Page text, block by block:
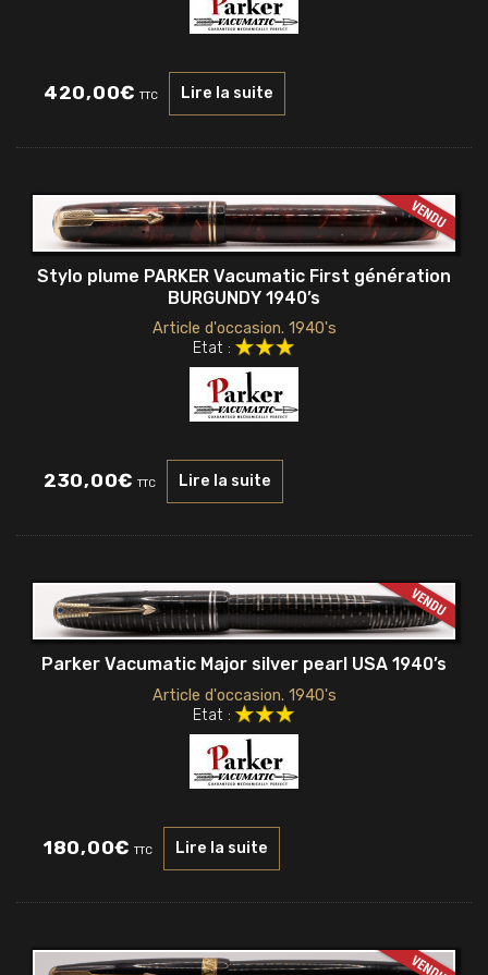
420,00€ TTC Lire la suite
Stylo plume PARKER Vacumatic First génération
BURGUNDY 1940’s
Article d'occasion. 1940's
Etat :
230,00€ TTC Lire la suite
Parker Vacumatic Major silver pearl USA 1940’s
Article d'occasion. 1940's
Etat :
180,00€ TTC Lire la suite